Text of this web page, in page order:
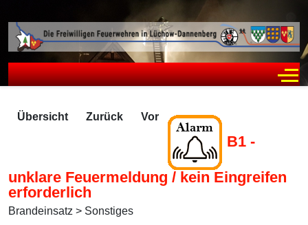
Übersicht Zurück Vor
B1 -
unklare Feuermeldung / kein Eingreifen
erforderlich
Brandeinsatz > Sonstiges